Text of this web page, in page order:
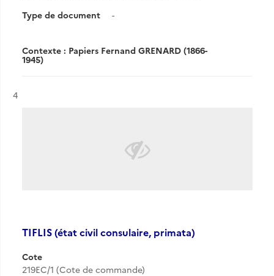
Type de document
-
Contexte : Papiers Fernand GRENARD (1866-
1945)
Résultat n°
4
TIFLIS (état civil consulaire, primata)
Cote
219EC/1 (Cote de commande)